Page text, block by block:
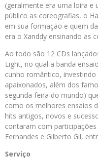
(geralmente era uma loira e
público as coreografias, o
em sua formação e quem
era o Xanddy ensinando as
Ao todo são 12 CDs
Light, no qual a banda
cunho romântico,
apaixonados, além dos
segunda-feira do mundo)
como os melhores ensaios
hits antigos, novos e
contaram com
Fernandes e Gilberto Gil,
Serviço